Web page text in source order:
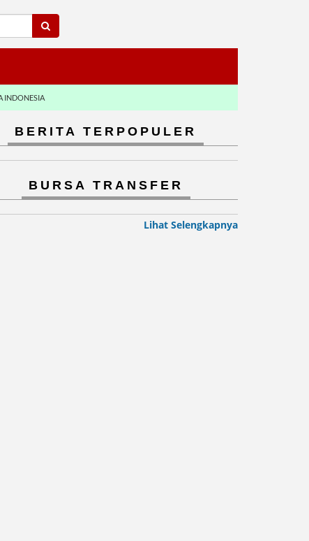
INDONESIA
BERITA TERPOPULER
BURSA TRANSFER
Lihat Selengkapnya